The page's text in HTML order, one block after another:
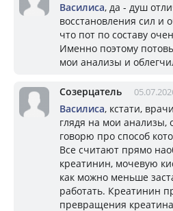
Василиса, да - душ
восстановления сил
что пот по составу
Именно поэтому
мои анализы и
Созерцатель
Василиса, кстати,
глядя на мои анализы,
говорю про способ
Все считают прямо
креатинин, мочевую
как можно меньше
работать. Креатинин
превращения